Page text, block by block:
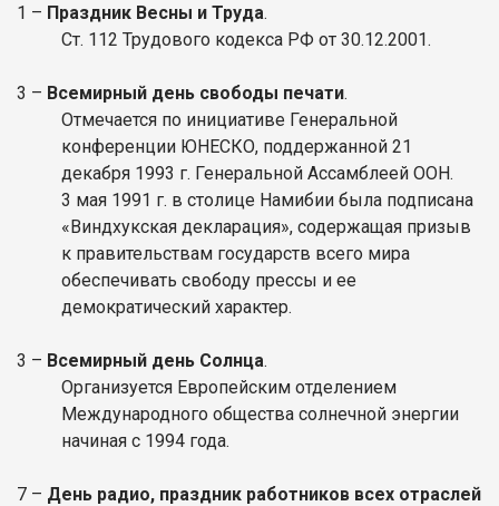
1 – Праздник Весны и Труда.
Ст. 112 Трудового кодекса РФ от 30.12.2001.
3 – Всемирный день свободы печати.
Отмечается по инициативе Генеральной
конференции ЮНЕСКО, поддержанной 21
декабря 1993 г. Генеральной Ассамблеей ООН.
3 мая 1991 г. в столице Намибии была подписана
«Виндхукская декларация», содержащая призыв
к правительствам государств всего мира
обеспечивать свободу прессы и ее
демократический характер.
3 – Всемирный день Солнца.
Организуется Европейским отделением
Международного общества солнечной энергии
начиная с 1994 года.
7 – День радио, праздник работников всех отраслей